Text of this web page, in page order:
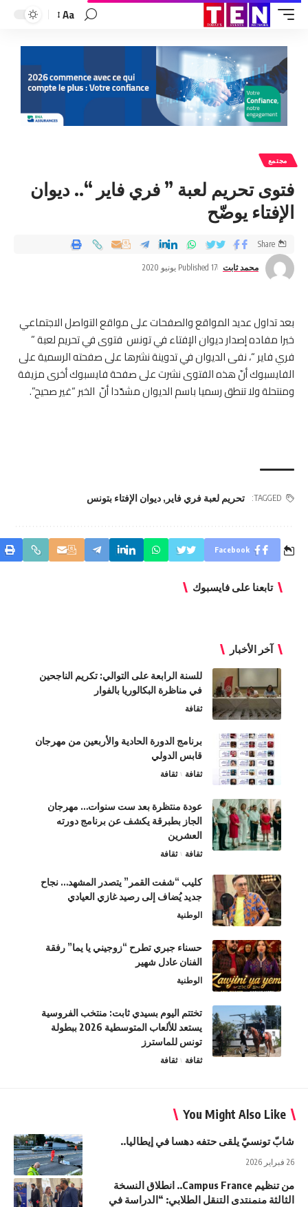
Aa
مجتمع
فتوى تحريم لعبة ” فري فاير “.. ديوان
الإفتاء يوضّح
محمد ثابت Published 17 يونيو 2020
Share
بعد تداول عديد المواقع والصفحات على مواقع التواصل الاجتماعي
خبرا مفاده إصدار ديوان الإفتاء في تونس فتوى في تحريم لعبة ”
فري فاير “، نفى الديوان في تدوينة نشرها على صفحته الرسمية على
الفايسبوك أنّ هذه الفتوى نشرت على صفحة فايسبوك أخرى مزيفة
ومنتحلة ولا تنطق رسميا باسم الديوان مشدّدا أنّ الخبر “غير صحيح”.
TAGGED: تحريم لعبة فري فاير, ديوان الإفتاء بتونس
Facebook
تابعنا على فايسبوك
آخر الأخبار
للسنة الرابعة على التوالي: تكريم الناجحين
في مناظرة البكالوريا بالفوار
ثقافة
برنامج الدورة الحادية والأربعين من مهرجان
قابس الدولي
ثقافة ثقافة
عودة منتظرة بعد ست سنوات… مهرجان
الجاز بطبرقة يكشف عن برنامج دورته
العشرين
ثقافة ثقافة
كليب “شفت القمر” يتصدر المشهد… نجاح
جديد يُضاف إلى رصيد غازي العيادي
الوطنية
حسناء جبري تطرح “زوجيني يا يما” رفقة
الفنان عادل شهير
الوطنية
تختتم اليوم بسيدي ثابت: منتخب الفروسية
يستعد للألعاب المتوسطية 2026 ببطولة
تونس للماسترز
ثقافة ثقافة
You Might Also Like
شابّ تونسيّ يلقى حتفه دهسا في إيطاليا..
26 فبراير 2026
من تنظيم Campus France.. انطلاق النسخة
الثالثة منمنتدى التنقل الطلابي: “الدراسة في